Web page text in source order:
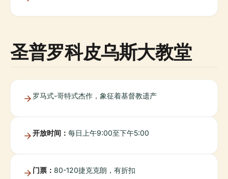
圣普罗科皮乌斯大教堂
罗马式-哥特式杰作，象征着基督教遗产
开放时间： 每日上午9:00至下午5:00
门票： 80-120捷克克朗，有折扣